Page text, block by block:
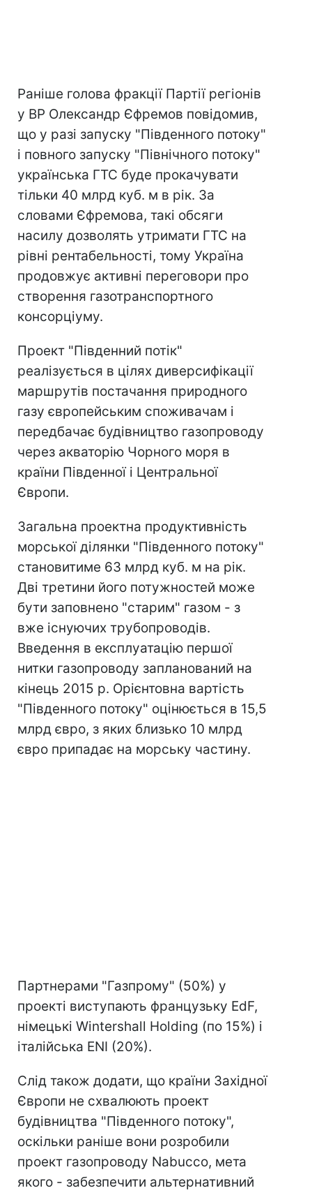
Раніше голова фракції Партії регіонів
у ВР Олександр Єфремов повідомив,
що у разі запуску "Південного потоку"
і повного запуску "Північного потоку"
українська ГТС буде прокачувати
тільки 40 млрд куб. м в рік. За
словами Єфремова, такі обсяги
насилу дозволять утримати ГТС на
рівні рентабельності, тому Україна
продовжує активні переговори про
створення газотранспортного
консорціуму.
Проект "Південний потік"
реалізується в цілях диверсифікації
маршрутів постачання природного
газу європейським споживачам і
передбачає будівництво газопроводу
через акваторію Чорного моря в
країни Південної і Центральної
Європи.
Загальна проектна продуктивність
морської ділянки "Південного потоку"
становитиме 63 млрд куб. м на рік.
Дві третини його потужностей може
бути заповнено "старим" газом - з
вже існуючих трубопроводів.
Введення в експлуатацію першої
нитки газопроводу запланований на
кінець 2015 р. Орієнтовна вартість
"Південного потоку" оцінюється в 15,5
млрд євро, з яких близько 10 млрд
євро припадає на морську частину.
Партнерами "Газпрому" (50%) у
проекті виступають французьку EdF,
німецькі Wintershall Holding (по 15%) і
італійська ENI (20%).
Слід також додати, що країни Західної
Європи не схвалюють проект
будівництва "Південного потоку",
оскільки раніше вони розробили
проект газопроводу Nabucco, мета
якого - забезпечити альтернативний